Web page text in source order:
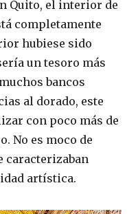
Quito, el interior de
completamente
hubiese sido
un tesoro más
bancos
al dorado, este
con poco más de
No es moco de
caracterizaban
artística.